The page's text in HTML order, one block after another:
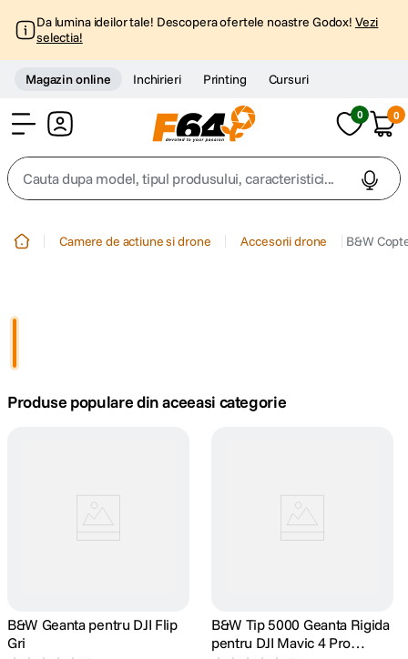
Da lumina ideilor tale! Descopera ofertele noastre Godox! Vezi
selectia!
Magazin online Inchirieri Printing Cursuri
0 0
Cauta dupa model, tipul produsului, caracteristici...
4. peak design
9. dji mic mini
Camere de actiune si drone Accesorii drone B&W
Produse populare din aceeasi categorie
B&W Geanta pentru DJI Flip
Gri
B&W Tip 5000 Geanta Rigida
pentru DJI Mavic 4 Pro